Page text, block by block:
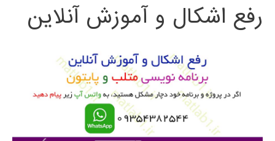
ج
رفع اشکال و آموزش آنلاین